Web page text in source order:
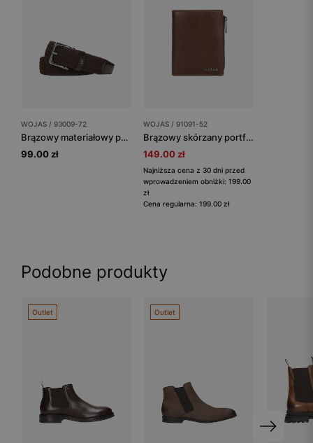
WOJAS / 93009-72
Brązowy materiałowy pasek męski
99.00 zł
WOJAS / 91091-52
Brązowy skórzany portfel męski
149.00 zł
Najniższa cena z 30 dni przed
wprowadzeniem obniżki: 199.00
zł
Cena regularna: 199.00 zł
Podobne produkty
Outlet Outlet